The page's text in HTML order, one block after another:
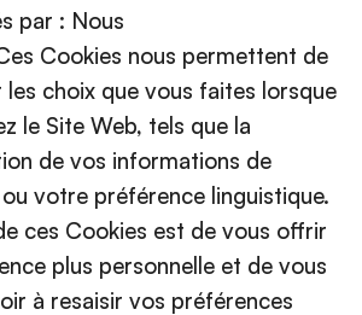
par : Nous
Cookies nous permettent de
les choix que vous faites lorsque
le Site Web, tels que la
de vos informations de
votre préférence linguistique.
ces Cookies est de vous offrir
plus personnelle et de vous
à resaisir vos préférences